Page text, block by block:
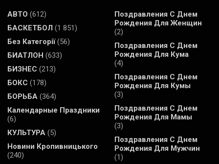
АВТО (612)
БАСКЕТБОЛ (1 851)
Без Категорії(56)
БИАТЛОН (633)
БИЗНЕС (213)
БОКС (178)
БОРЬБА (364)
Календарные Праздники
(6)
КУЛЬТУРА (5)
Новини Кропивницького
(240)
Поздравления С Днем
Рождения Для Женщин
(2)
Поздравления С Днем
Рождения Для Кума
(4)
Поздравления С Днем
Рождения Для Кумы
(3)
Поздравления С Днем
Рождения Для Мамы
(3)
Поздравления С Днем
Рождения Для Мужчин
(1)